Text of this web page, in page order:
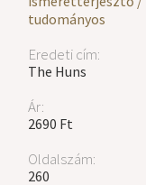
tudományos
Eredeti cím:
The Huns
Ár:
2690 Ft
Oldalszám:
260